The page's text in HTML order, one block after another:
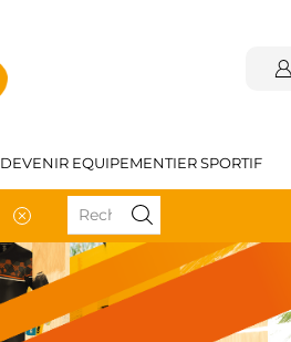
DEVENIR EQUIPEMENTIER SPORTIF
BÉNÉFICIEZ DE LA